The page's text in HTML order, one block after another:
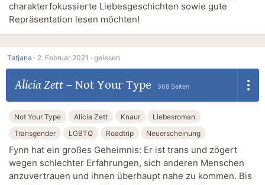
charakterfokussierte Liebesgeschichten sowie gute
Repräsentation lesen möchten!
Tatjana · 2. Februar 2021 · gelesen
Alicia Zett– Not Your Type 368 Seiten
Not Your Type Alicia Zett Knaur
Liebesroman
Transgender
LGBTQ Roadtrip Neuerscheinung
Fynn hat ein großes Geheimnis: Er ist trans und zögert
wegen schlechter Erfahrungen, sich anderen Menschen
anzuvertrauen und ihnen überhaupt nahe zu kommen. Bis